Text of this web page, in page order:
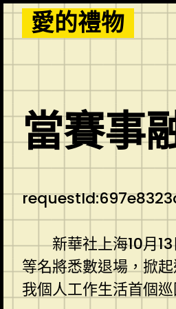
Skip
to
content
愛的禮物
當賽事
新華社上海10月
等名將悉數退場，掀
我個人工作生活首個